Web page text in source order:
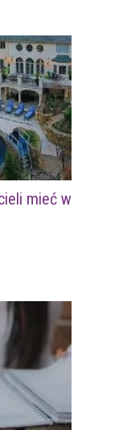
mieć w